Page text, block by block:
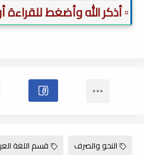
▫️ أذكر الله وأضغط للقراءة
النحو والصرف قسم اللغة